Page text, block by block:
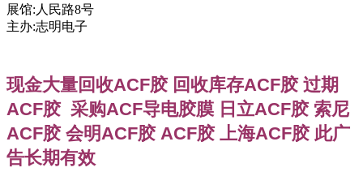
展馆:人民路8号
主办:志明电子
现金大量回收ACF胶 回收库存ACF胶 过期
ACF胶 采购ACF导电胶膜 日立ACF胶 索尼
ACF胶 会明ACF胶 ACF胶 上海ACF胶 此广
告长期有效